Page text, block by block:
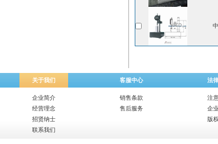
关于我们 客服中心 法
企业简介
经营理念
招贤纳士
联系我们
销售条款
售后服务
注
企
版